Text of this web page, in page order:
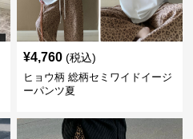
¥4,760 (税込)
ヒョウ柄 総柄セミワイドイージ
ーパンツ夏